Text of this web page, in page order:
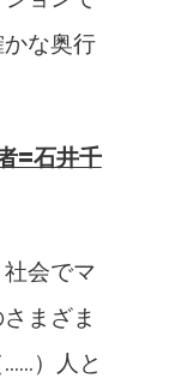
な奥行
=石井千
会でマ
まざま
）人と